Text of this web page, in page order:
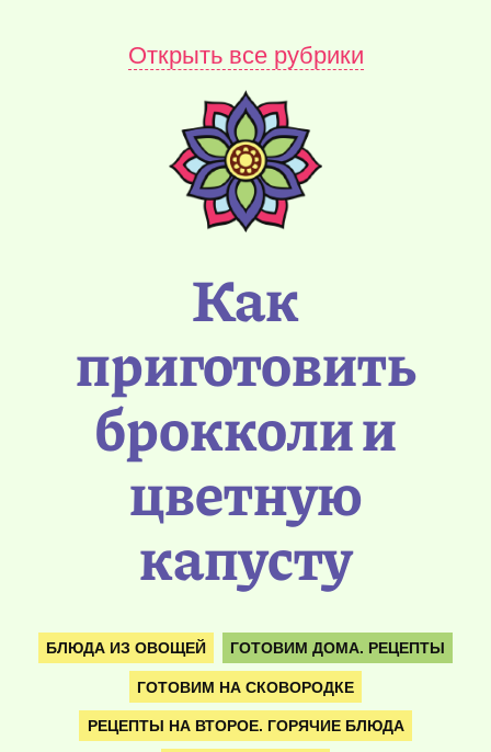
Открыть все рубрики
Как
приготовить
брокколи и
цветную
капусту
БЛЮДА ИЗ ОВОЩЕЙ ГОТОВИМ ДОМА. РЕЦЕПТЫ
ГОТОВИМ НА СКОВОРОДКЕ
РЕЦЕПТЫ НА ВТОРОЕ. ГОРЯЧИЕ БЛЮДА